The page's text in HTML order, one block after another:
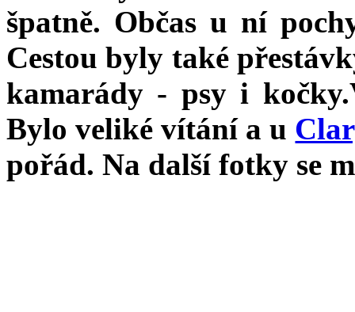
špatně. Občas u ní
Cestou byly také
kamarády - psy i
Bylo veliké vítání a u
pořád. Na další fotky se